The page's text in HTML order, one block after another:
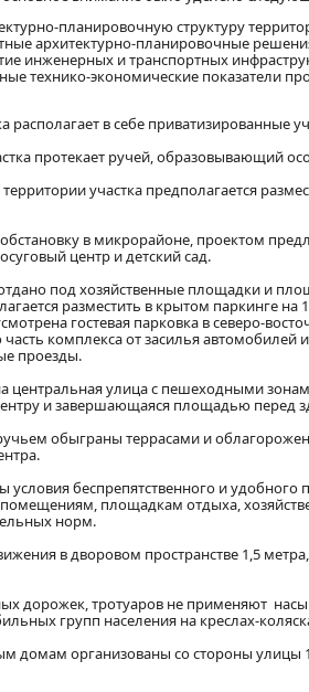
планировочную структуру
архитектурно-планировочные
инженерных и транспортных
технико-экономические показатели
располагает в себе приватизированные
протекает ручей, образовывающий
участка предполагается
в микрорайоне, проектом
центр и детский сад.
под хозяйственные площадки и
разместить в крытом паркинге
гостевая парковка в северо-
комплекса от засилья
проезды.
центральная улица с пешеходными
и завершающаяся площадью перед
обыграны террасами и
условия беспрепятственного и
площадкам отдыха,
норм.
в дворовом пространстве 1,5
дорожек, тротуаров не применяют
групп населения на креслах-
домам организованы со стороны улицы